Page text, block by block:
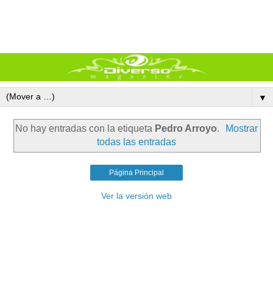
▼
No hay entradas con la etiqueta Pedro Arroyo.
Mostrar
todas las entradas
Página Principal
Ver la versión web